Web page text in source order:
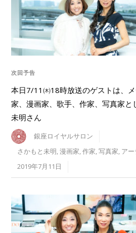
次回予告
本日7/11㈭18時放送のゲストは、
家、漫画家、歌手、作家、写真家と
未明さん
銀座ロイヤルサロン
さかもと未明,漫画家,作家,写真家, アー
2019年7月11日